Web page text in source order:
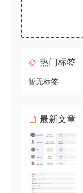
热门标签
暂无标签
最新文章